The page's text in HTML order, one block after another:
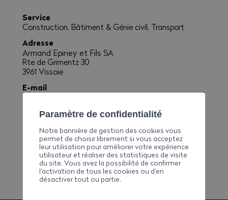
Service
Construction, Bâtiment & Génie civil, Transport
Adresse
Armand Epiney et Fils SA
Rte de Grimentz 30
3961 Vissoie
E-mail
clivaz.madeleine@bluewin.ch
Téléphone
+41274752642
Paramètre de confidentialité
Notre bannière de gestion des cookies vous
permet de choisir librement si vous acceptez
leur utilisation pour améliorer votre expérience
utilisateur et réaliser des statistiques de visite
du site. Vous avez la possibilité de confirmer
l’activation de tous les cookies ou d’en
désactiver tout ou partie.